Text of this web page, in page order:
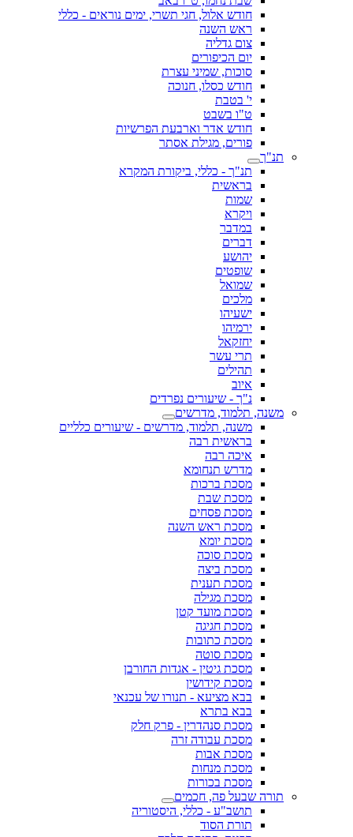
חודש אלול, חגי תשרי, ימים נוראים - כללי
ראש השנה
צום גדליה
יום הכיפורים
סוכות, שמיני עצרת
חודש כסלו, חנוכה
י' בטבת
ט"ו בשבט
חודש אדר וארבעת הפרשיות
פורים, מגילת אסתר
תנ"ך
תנ"ך - כללי, ביקורת המקרא
בראשית
שמות
ויקרא
במדבר
דברים
יהושע
שופטים
שמואל
מלכים
ישעיהו
ירמיהו
יחזקאל
תרי עשר
תהילים
איוב
נ"ך - שיעורים נפרדים
משנה, תלמוד, מדרשים
משנה, תלמוד, מדרשים - שיעורים כלליים
בראשית רבה
איכה רבה
מדרש תנחומא
מסכת ברכות
מסכת שבת
מסכת פסחים
מסכת ראש השנה
מסכת יומא
מסכת סוכה
מסכת ביצה
מסכת תענית
מסכת מגילה
מסכת מועד קטן
מסכת חגיגה
מסכת כתובות
מסכת סוטה
מסכת גיטין - אגדות החורבן
מסכת קידושין
בבא מציעא - תנורו של עכנאי
בבא בתרא
מסכת סנהדרין - פרק חלק
מסכת עבודה זרה
מסכת אבות
מסכת מנחות
מסכת בכורות
תורה שבעל פה, חכמים
תושב"ע - כללי, היסטוריה
תורת הסוד